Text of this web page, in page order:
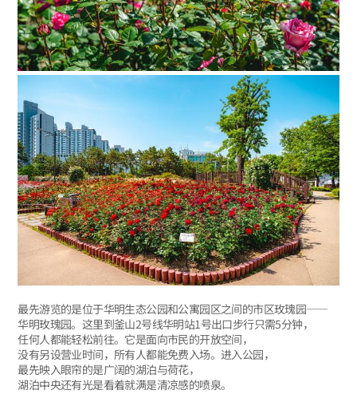
最先游览的是位于华明生态公园和公寓园区之间的市区玫瑰园——
华明玫瑰园。这里到釜山2号线华明站1号出口步行只需5分钟，
任何人都能轻松前往。它是面向市民的开放空间，
没有另设营业时间，所有人都能免费入场。进入公园，
最先映入眼帘的是广阔的湖泊与荷花，
湖泊中央还有光是看着就满是清凉感的喷泉。